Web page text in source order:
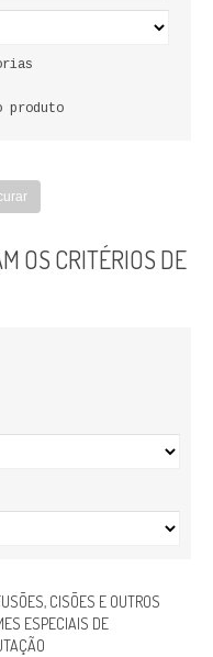
produto
OS CRITÉRIOS DE
CISÕES E OUTROS
ESPECIAIS DE